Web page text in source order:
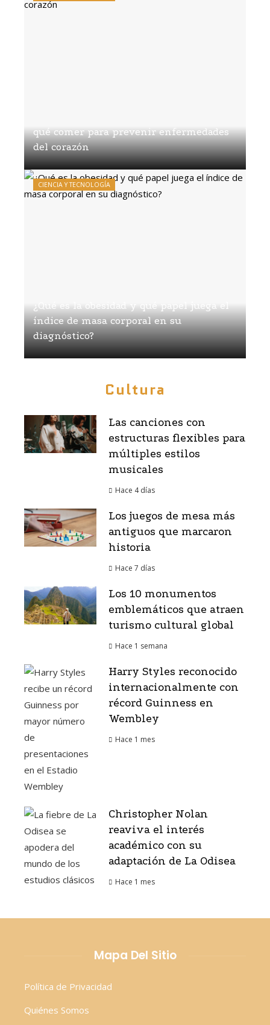
qué comer para prevenir enfermedades
del corazón
Diego Salvatierra Hace 1 mes
¿Qué es la obesidad y qué papel juega el
índice de masa corporal en su
diagnóstico?
Renato Álvarez Hace 1 mes
CIENCIA Y TECNOLOGÍA
Cultura
Las canciones con
estructuras flexibles para
múltiples estilos
musicales
Hace 4 días
Los juegos de mesa más
antiguos que marcaron
historia
Hace 7 días
Los 10 monumentos
emblemáticos que atraen
turismo cultural global
Hace 1 semana
Harry Styles reconocido
internacionalmente con
récord Guinness en
Wembley
Hace 1 mes
Christopher Nolan
reaviva el interés
académico con su
adaptación de La Odisea
Hace 1 mes
Mapa Del Sitio
Política de Privacidad
Quiénes Somos